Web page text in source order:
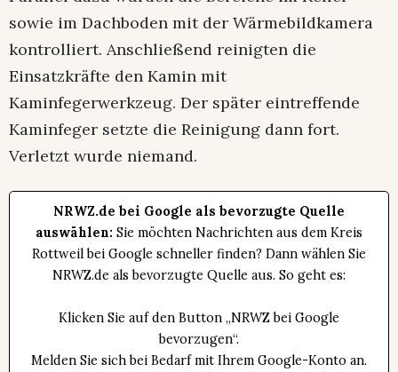
sowie im Dachboden mit der Wärmebildkamera
kontrolliert. Anschließend reinigten die
Einsatzkräfte den Kamin mit
Kaminfegerwerkzeug. Der später eintreffende
Kaminfeger setzte die Reinigung dann fort.
Verletzt wurde niemand.
NRWZ.de bei Google als bevorzugte Quelle
auswählen: Sie möchten Nachrichten aus dem Kreis
Rottweil bei Google schneller finden? Dann wählen Sie
NRWZ.de als bevorzugte Quelle aus. So geht es:
Klicken Sie auf den Button „NRWZ bei Google
bevorzugen“.
Melden Sie sich bei Bedarf mit Ihrem Google-Konto an.